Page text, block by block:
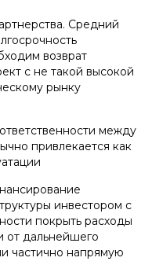
Средний
возврат
с не такой высокой
рынку
между
привлекается как
инвестором с
покрыть расходы
от дальнейшего
частично напрямую